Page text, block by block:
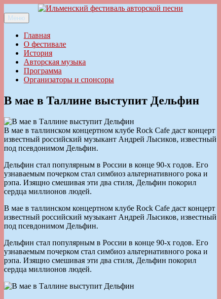
к
содержимому
Ильменский фестиваль авторской песни
Меню
Главная
О фестивале
История
Авторская музыка
Программа
Организаторы и спонсоры
В мае в Таллине выступит Дельфин
В мае в таллинском концертном клубе Rock Cafe даст концерт
известный российский музыкант Андрей Лысиков, известный
под псевдонимом Дельфин.
Дельфин стал популярным в России в конце 90-х годов. Его
узнаваемым почерком стал симбиоз альтернативного рока и
рэпа. Изящно смешивая эти два стиля, Дельфин покорил
сердца миллионов людей.
В мае в таллинском концертном клубе Rock Cafe даст концерт
известный российский музыкант Андрей Лысиков, известный
под псевдонимом Дельфин.
Дельфин стал популярным в России в конце 90-х годов. Его
узнаваемым почерком стал симбиоз альтернативного рока и
рэпа. Изящно смешивая эти два стиля, Дельфин покорил
сердца миллионов людей.